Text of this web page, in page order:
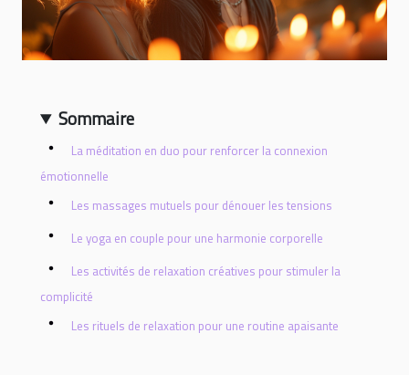
Sommaire
La méditation en duo pour renforcer la connexion
émotionnelle
Les massages mutuels pour dénouer les tensions
Le yoga en couple pour une harmonie corporelle
Les activités de relaxation créatives pour stimuler la
complicité
Les rituels de relaxation pour une routine apaisante